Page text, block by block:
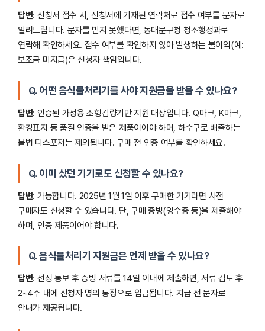
답변: 신청서 접수 시, 신청서에 기재된 연락처로 접수 여부를 문자로
알려드립니다. 문자를 받지 못했다면, 동대문구청 청소행정과로
연락해 확인하세요. 접수 여부를 확인하지 않아 발생하는 불이익(예:
보조금 미지급)은 신청자 책임입니다.
Q. 어떤 음식물처리기를 사야 지원금을 받을 수 있나요?
답변: 인증된 가정용 소형감량기만 지원 대상입니다. Q마크, K마크,
환경표지 등 품질 인증을 받은 제품이어야 하며, 하수구로 배출하는
불법 디스포저는 제외됩니다. 구매 전 인증 여부를 확인하세요.
Q. 이미 샀던 기기로도 신청할 수 있나요?
답변: 가능합니다. 2025년 1월 1일 이후 구매한 기기라면 사전
구매자도 신청할 수 있습니다. 단, 구매 증빙(영수증 등)을 제출해야
하며, 인증 제품이어야 합니다.
Q. 음식물처리기 지원금은 언제 받을 수 있나요?
답변: 선정 통보 후 증빙 서류를 14일 이내에 제출하면, 서류 검토 후
2~4주 내에 신청자 명의 통장으로 입금됩니다. 지급 전 문자로
안내가 제공됩니다.